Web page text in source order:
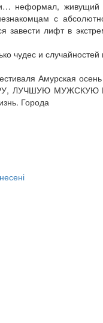
и… неформал,
с
завести лифт в
чудес и
Амурская
ЛУЧШУЮ МУЖСКУЮ
Города